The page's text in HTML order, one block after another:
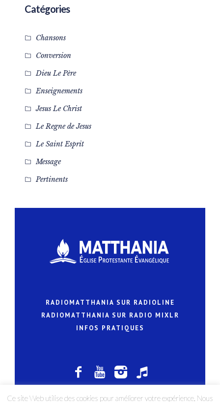
Catégories
Chansons
Conversion
Dieu Le Père
Enseignements
Jesus Le Christ
Le Regne de Jesus
Le Saint Esprit
Message
Pertinents
RADIOMATTHANIA SUR RADIOLINE
RADIOMATTHANIA SUR RADIO MIXLR
INFOS PRATIQUES
Ce site Web utilise des cookies pour améliorer votre expérience. Nous